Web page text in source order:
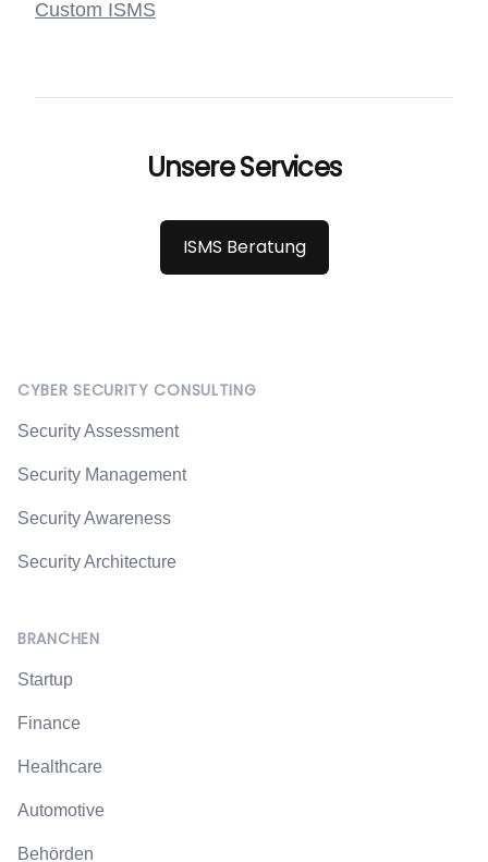
Custom ISMS
Unsere Services
ISMS Beratung
CYBER SECURITY CONSULTING
Security Assessment
Security Management
Security Awareness
Security Architecture
BRANCHEN
Startup
Finance
Healthcare
Automotive
Behörden